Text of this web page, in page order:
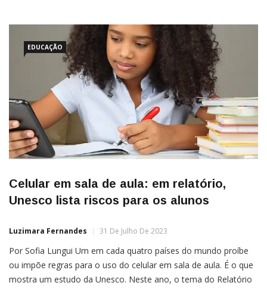
EDUCAÇÃO
Celular em sala de aula: em relatório,
Unesco lista riscos para os alunos
Luzimara Fernandes 31 De Julho De 2023
Por Sofia Lungui Um em cada quatro países do mundo proíbe
ou impõe regras para o uso do celular em sala de aula. É o que
mostra um estudo da Unesco. Neste ano, o tema do Relatório